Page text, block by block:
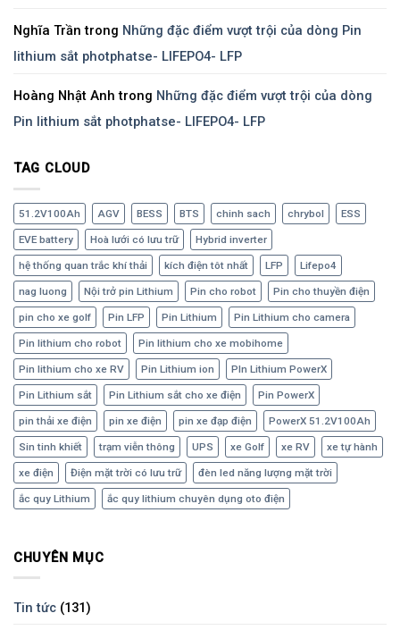
Nghĩa Trần trong Những đặc điểm vượt trội của dòng Pin
lithium sắt photphatse- LIFEPO4- LFP
Hoàng Nhật Anh trong Những đặc điểm vượt trội của dòng
Pin lithium sắt photphatse- LIFEPO4- LFP
TAG CLOUD
51.2V100Ah AGV BESS BTS chinh sach chrybol ESS
EVE battery Hoà lưới có lưu trữ Hybrid inverter
hệ thống quan trắc khí thải kích điện tôt nhất LFP Lifepo4
nag luong Nội trở pin Lithium Pin cho robot Pin cho thuyền điện
pin cho xe golf Pin LFP Pin Lithium Pin Lithium cho camera
Pin lithium cho robot Pin lithium cho xe mobihome
Pin lithium cho xe RV Pin Lithium ion PIn Lithium PowerX
Pin Lithium sắt Pin Lithium sắt cho xe điện Pin PowerX
pin thải xe điện pin xe điện pin xe đạp điện PowerX 51.2V100Ah
Sin tinh khiết trạm viễn thông UPS xe Golf xe RV xe tự hành
xe điện Điện mặt trời có lưu trữ đèn led năng lượng mặt trời
ắc quy Lithium ắc quy lithium chuyên dụng oto điện
CHUYÊN MỤC
Tin tức (131)